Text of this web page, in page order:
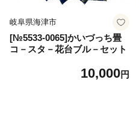
岐阜県海津市
[№5533-0065]かいづっち畳
コ－スタ－花台ブル－セット
10,000円